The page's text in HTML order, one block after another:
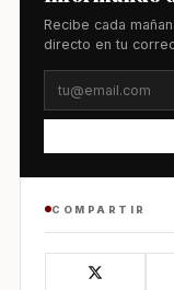
Recibe cada
directo en tu
COMPARTIR